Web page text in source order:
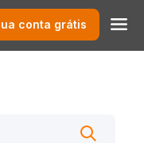
conta grátis